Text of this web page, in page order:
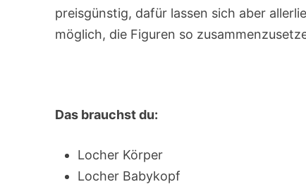
preisgünstig, dafür lassen sich aber
möglich, die Figuren so
Das brauchst du:
Locher Körper
Locher Babykopf